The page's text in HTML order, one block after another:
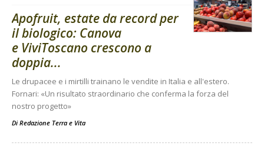
Apofruit, estate da record per
il biologico: Canova
e ViviToscano crescono a
doppia...
Le drupacee e i mirtilli trainano le vendite in Italia e all'estero.
Fornari: «Un risultato straordinario che conferma la forza del
nostro progetto»
Di Redazione Terra e Vita